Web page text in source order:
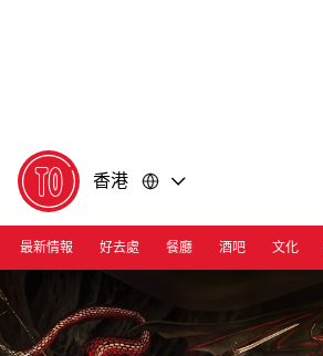
香港
最新情報 好去處 餐廳 酒吧 文化